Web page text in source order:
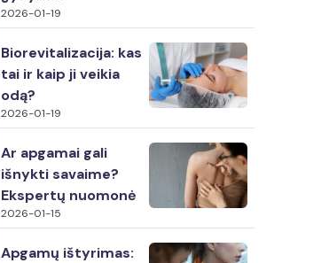
2026-01-19
Biorevitalizacija: kas
tai ir kaip ji veikia
odą?
2026-01-19
Ar apgamai gali
išnykti savaime?
Ekspertų nuomonė
2026-01-15
Apgamų ištyrimas: